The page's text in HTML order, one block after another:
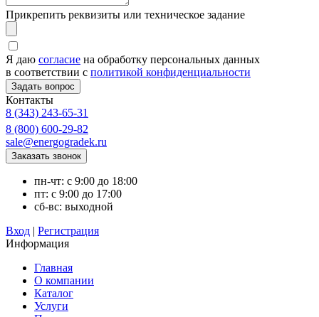
Прикрепить реквизиты или техническое задание
Я даю согласие на обработку персональных данных
в соответствии с политикой конфиденциальности
Контакты
8 (343) 243-65-31
8 (800) 600-29-82
sale@energogradek.ru
пн-чт: с 9:00 до 18:00
пт: с 9:00 до 17:00
сб-вс: выходной
Вход | Регистрация
Информация
Главная
О компании
Каталог
Услуги